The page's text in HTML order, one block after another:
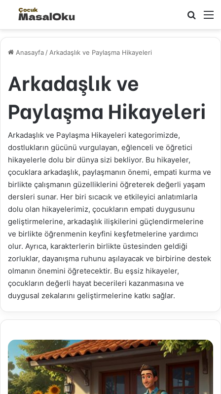
Anasayfa / Arkadaşlık ve Paylaşma Hikayeleri
Arkadaşlık ve
Paylaşma Hikayeleri
Arkadaşlık ve Paylaşma Hikayeleri kategorimizde,
dostlukların gücünü vurgulayan, eğlenceli ve öğretici
hikayelerle dolu bir dünya sizi bekliyor. Bu hikayeler,
çocuklara arkadaşlık, paylaşmanın önemi, empati kurma ve
birlikte çalışmanın güzelliklerini öğreterek değerli yaşam
dersleri sunar. Her biri sıcacık ve etkileyici anlatımlarla
dolu olan hikayelerimiz, çocukların empati duygusunu
geliştirmelerine, arkadaşlık ilişkilerini güçlendirmelerine
ve birlikte öğrenmenin keyfini keşfetmelerine yardımcı
olur. Ayrıca, karakterlerin birlikte üstesinden geldiği
zorluklar, dayanışma ruhunu aşılayacak ve birbirine destek
olmanın önemini öğretecektir. Bu eşsiz hikayeler,
çocukların değerli hayat becerileri kazanmasına ve
duygusal zekalarını geliştirmelerine katkı sağlar.